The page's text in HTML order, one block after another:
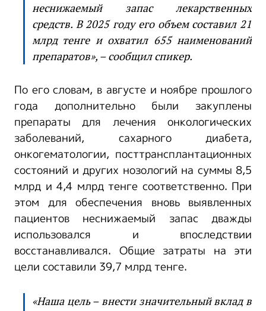
неснижаемый запас лекарственных
средств. В 2025 году его объем составил 21
млрд тенге и охватил 655 наименований
препаратов», – сообщил спикер.
По его словам, в августе и ноябре прошлого
года дополнительно были закуплены
препараты для лечения онкологических
заболеваний, сахарного диабета,
онкогематологии, посттрансплантационных
состояний и других нозологий на суммы 8,5
млрд и 4,4 млрд тенге соответственно. При
этом для обеспечения вновь выявленных
пациентов неснижаемый запас дважды
использовался и впоследствии
восстанавливался. Общие затраты на эти
цели составили 39,7 млрд тенге.
«Наша цель – внести значительный вклад в